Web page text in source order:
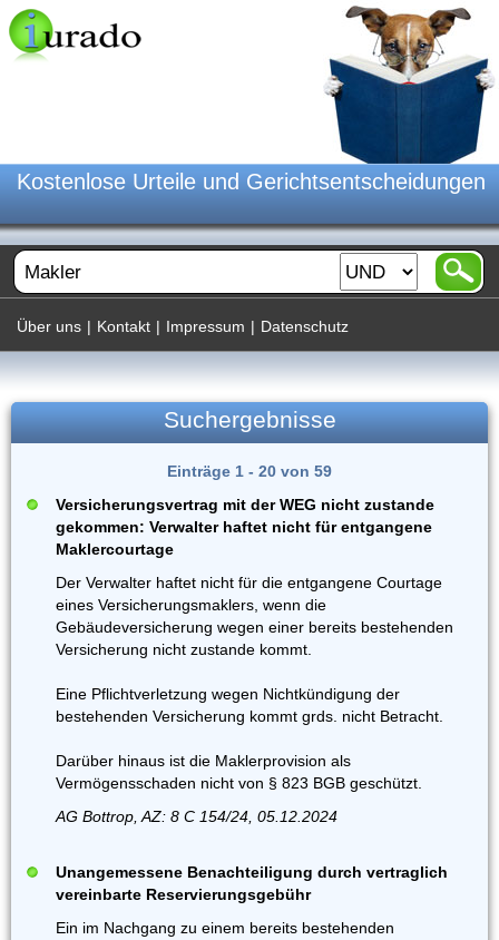
Kostenlose Urteile und Gerichtsentscheidungen
Über uns | Kontakt | Impressum | Datenschutz
Suchergebnisse
Einträge 1 - 20 von 59
Versicherungsvertrag mit der WEG nicht zustande
gekommen: Verwalter haftet nicht für entgangene
Maklercourtage
Der Verwalter haftet nicht für die entgangene Courtage
eines Versicherungsmaklers, wenn die
Gebäudeversicherung wegen einer bereits bestehenden
Versicherung nicht zustande kommt.
Eine Pflichtverletzung wegen Nichtkündigung der
bestehenden Versicherung kommt grds. nicht Betracht.
Darüber hinaus ist die Maklerprovision als
Vermögensschaden nicht von § 823 BGB geschützt.
AG Bottrop, AZ: 8 C 154/24, 05.12.2024
Unangemessene Benachteiligung durch vertraglich
vereinbarte Reservierungsgebühr
Ein im Nachgang zu einem bereits bestehenden